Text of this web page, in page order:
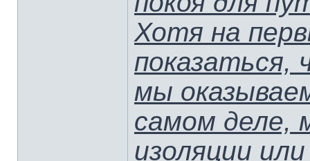
Хотя на
показаться,
мы
самом деле,
изоляции